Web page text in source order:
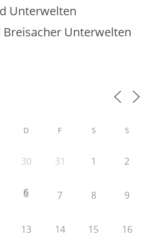
Unterwelten
Breisacher Unterwelten
D F S S
30 31 1 2
6 7 8 9
13 14 15 16